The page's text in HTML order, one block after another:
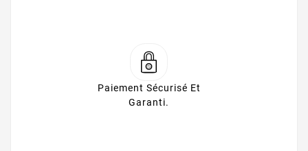
Paiement Sécurisé Et
Garanti.